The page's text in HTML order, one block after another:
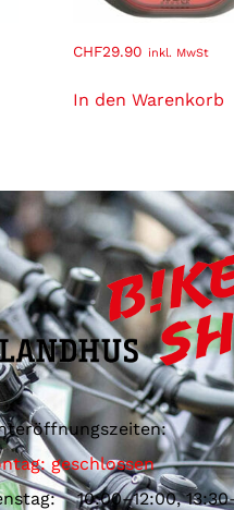
CHF29.90 inkl. MwSt
In den Warenkorb
geschlossen
10:00–12:00,